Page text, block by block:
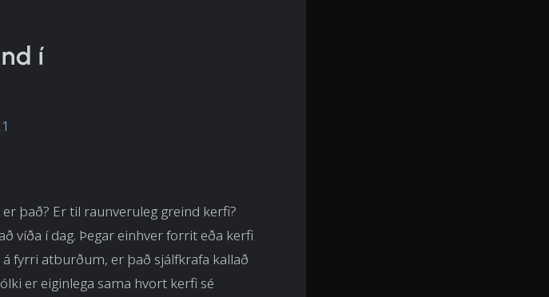
í
það? Er til raunveruleg greind kerfi?
víða í dag. Þegar einhver forrit eða kerfi
fyrri atburðum, er það sjálfkrafa kallað
er eiginlega sama hvort kerfi sé